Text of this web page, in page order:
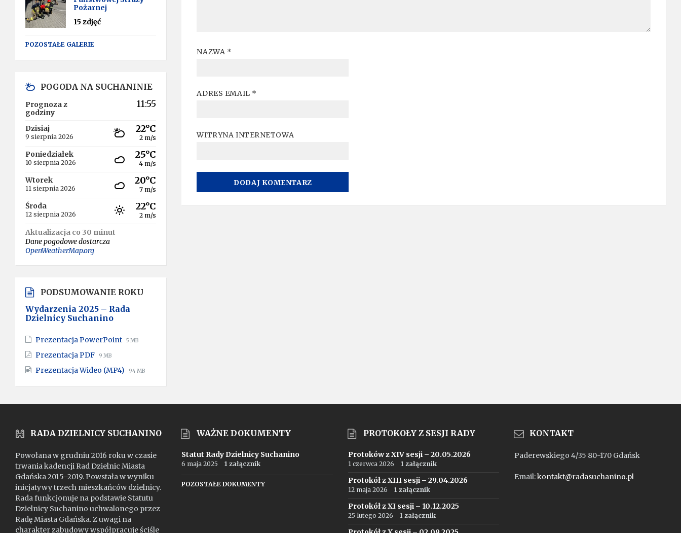
NAZWA *
ADRES EMAIL *
WITRYNA INTERNETOWA
Pożarnej
15 zdjęć
POZOSTAŁE GALERIE
POGODA NA SUCHANINIE
Prognoza z
godziny
11:55
Dzisiaj
9 sierpnia 2026
22°C
2 m/s
Poniedziałek
10 sierpnia 2026
25°C
4 m/s
Wtorek
11 sierpnia 2026
20°C
7 m/s
Środa
12 sierpnia 2026
22°C
2 m/s
Aktualizacja co 30 minut
Dane pogodowe dostarcza
OpenWeatherMap.org
PODSUMOWANIE ROKU
Wydarzenia 2025 – Rada
Dzielnicy Suchanino
Prezentacja PowerPoint File
File
5 MB
Prezentacja PDF File
pdf
File
9 MB
Prezentacja Wideo (MP4) File
mp4
File
94 MB
RADA DZIELNICY SUCHANINO
Powołana w grudniu 2016 roku w czasie
trwania kadencji Rad Dzielnic Miasta
Gdańska 2015–2019. Powstała w wyniku
inicjatywy trzech mieszkańców dzielnicy.
Rada funkcjonuje na podstawie Statutu
Dzielnicy Suchanino uchwalonego przez
Radę Miasta Gdańska. Z uwagi na
charakter zabudowy współpracuje ściśle
WAŻNE DOKUMENTY
Statut Rady Dzielnicy Suchanino
6 maja 2025 1 załącznik
POZOSTAŁE DOKUMENTY
PROTOKOŁY Z SESJI RADY
Protoków z XIV sesji – 20.05.2026
1 czerwca 2026 1 załącznik
Protokół z XIII sesji – 29.04.2026
12 maja 2026 1 załącznik
Protokół z XI sesji – 10.12.2025
25 lutego 2026 1 załącznik
KONTAKT
Paderewskiego 4/35 80-170 Gdańsk
Email:kontakt@radasuchanino.pl